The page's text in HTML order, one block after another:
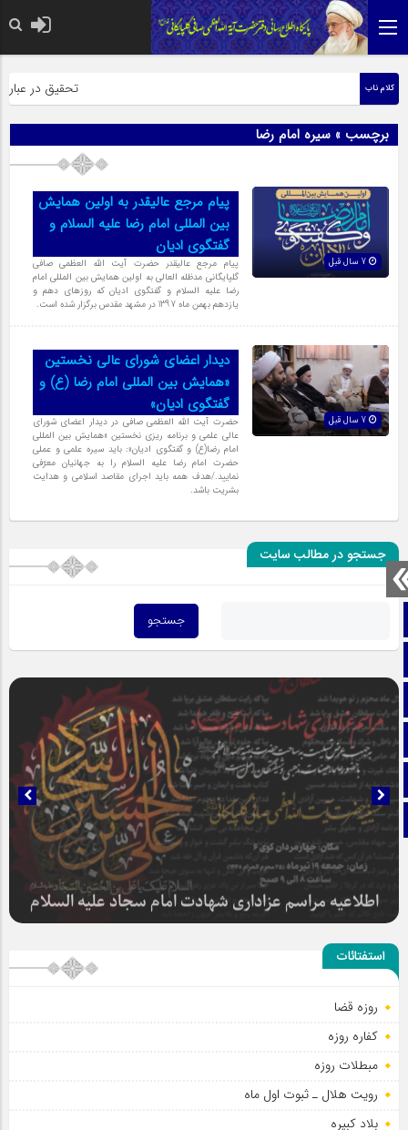
ایتا
آپارات
اینستاگرام
تلگرام
کلام ناب تحقیق در
برچسب » سیره امام رضا
پیام مرجع عالیقدر به اولین همایش
بین المللی امام رضا علیه السلام و
گفتگوی ادیان
پیام مرجع عالیقدر حضرت آیت الله العظمی صافی
گلپایگانی مدظله العالی به اولین همایش بین المللی امام
رضا علیه السلام و گفتگوی ادیان که روزهای دهم و
یازدهم بهمن ماه 1397 در مشهد مقدس برگزار شده است.
دیدار اعضای شورای عالی نخستین
«همایش بین المللی امام رضا (ع) و
گفتگوی ادیان»
حضرت آیت الله العظمی صافی در دیدار اعضای شورای
عالی علمی و برنامه ریزی نخستین «همایش بین المللی
امام رضا(ع) و گفتگوی ادیان»: باید سیره علمی و عملی
حضرت امام رضا علیه السلام را به جهانیان معرّفی
نمایید./هدف همه باید اجرای مقاصد اسلامی و هدایت
بشریت باشد.
جستجو در مطالب سایت
اطلاعیه مراسم عزاداری شهادت امام سجاد علیه السلام
سلطان عشق
استفتائات
روزه قضا
کفاره روزه
مبطلات روزه
رویت هلال ـ ثبوت اول ماه
بلاد کبیره